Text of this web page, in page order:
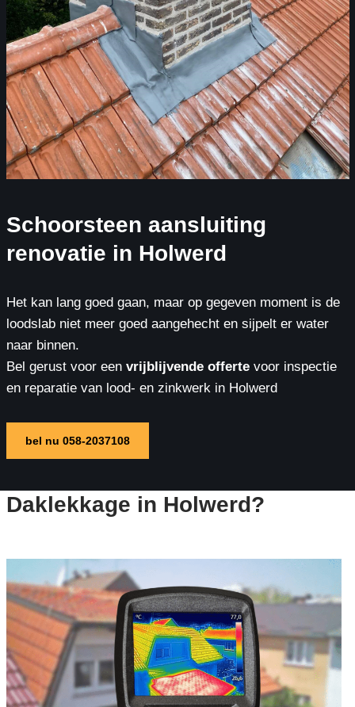
Schoorsteen aansluiting
renovatie in Holwerd
Het kan lang goed gaan, maar op gegeven moment is de
loodslab niet meer goed aangehecht en sijpelt er water
naar binnen.
Bel gerust voor eenvrijblijvende offertevoor inspectie
en reparatie van lood- en zinkwerk in Holwerd
bel nu 058-2037108
Daklekkage in Holwerd?